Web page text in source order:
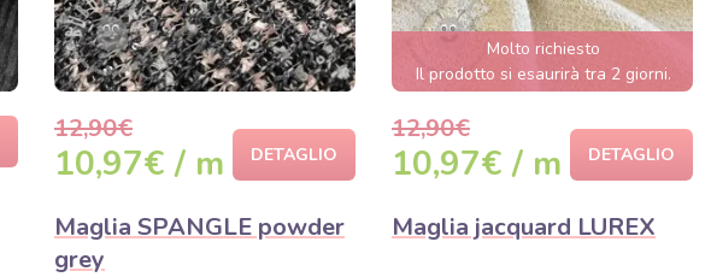
12,90€
10,97€ / m DETAGLIO
Maglia SPANGLE powder
grey
Molto richiesto
Il prodotto si esaurirà tra 2 giorni.
12,90€
10,97€ / m DETAGLIO
Maglia jacquard LUREX